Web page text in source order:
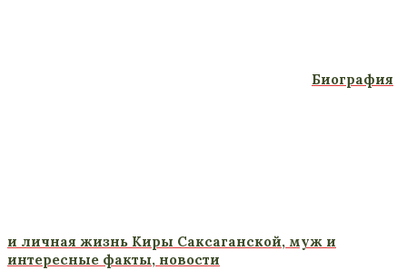
Биография
и личная жизнь Киры Саксаганской, муж и
интересные факты, новости